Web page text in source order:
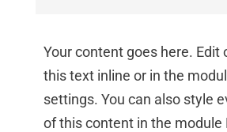
Your content goes here. Edit
this text inline or in the
settings. You can also style
of this content in the module